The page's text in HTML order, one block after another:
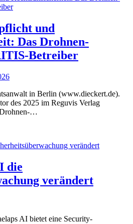
und
Das Drohnen-
Betreiber
in Berlin (www.dieckert.de).
des 2025 im Reguvis Verlag
…
die
verändert
AI bietet eine Security-